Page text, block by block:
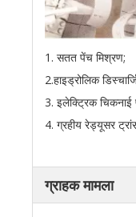
1. सतत पेंच मिश्रण;
2.हाइड्रोलिक
3. इलेक्ट्रिक चिकनाई
4. ग्रहीय रेड्यूसर
ग्राहक मामला